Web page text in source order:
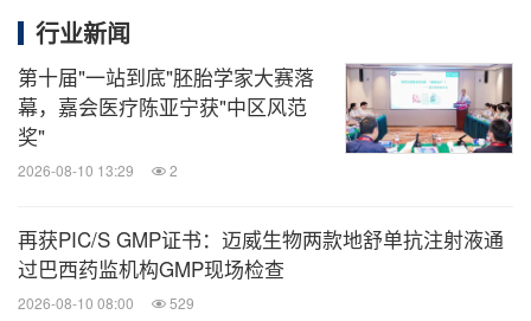
行业新闻
第十届"一站到底"胚胎学家大赛落
幕，嘉会医疗陈亚宁获"中区风范
奖"
2026-08-10 13:29 2
再获PIC/S GMP证书：迈威生物两款地舒单抗注射液通
过巴西药监机构GMP现场检查
2026-08-10 08:00 529